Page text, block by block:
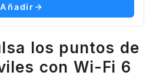
Añadir
los puntos de
con Wi-Fi 6